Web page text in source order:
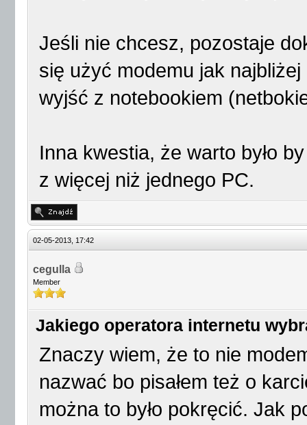
Jeśli nie chcesz, pozostaje
się użyć modemu jak
wyjść z notebookiem
Inna kwestia, że warto było
z więcej niż jednego PC.
02-05-2013, 17:42
cegulla
Member
Jakiego operatora internetu
Znaczy wiem, że to nie
nazwać bo pisałem też o
można to było pokręcić. Jak